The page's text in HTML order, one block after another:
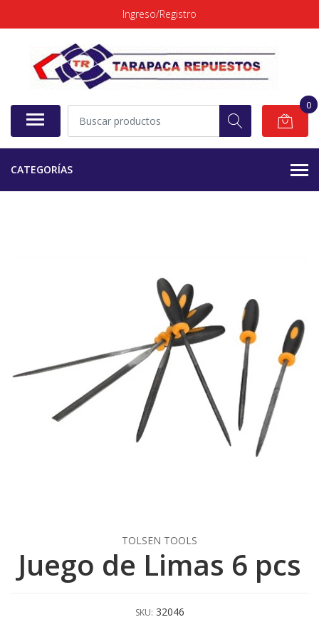
Ingreso/Registro
0
CATEGORÍAS
TOLSEN TOOLS
Juego de Limas 6 pcs
SKU: 32046